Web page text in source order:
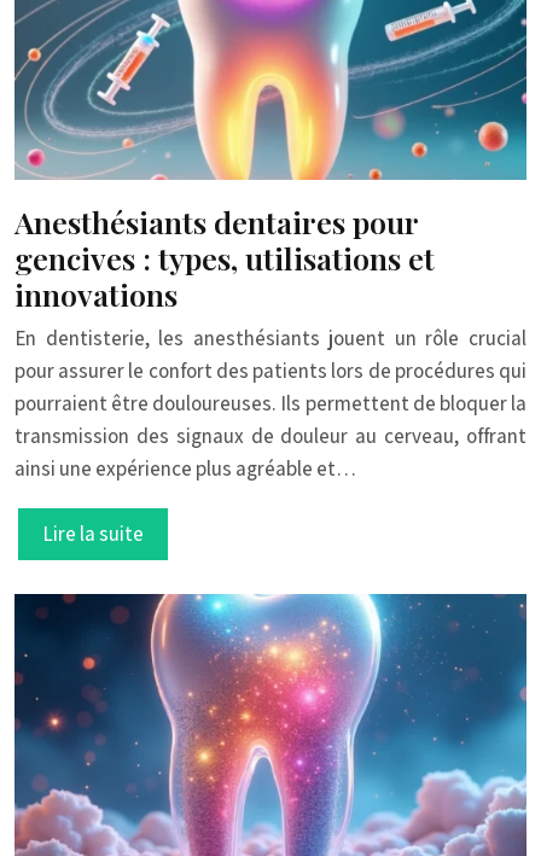
Anesthésiants dentaires pour
gencives : types, utilisations et
innovations
En dentisterie, les anesthésiants jouent un rôle crucial
pour assurer le confort des patients lors de procédures qui
pourraient être douloureuses. Ils permettent de bloquer la
transmission des signaux de douleur au cerveau, offrant
ainsi une expérience plus agréable et…
Lire la suite